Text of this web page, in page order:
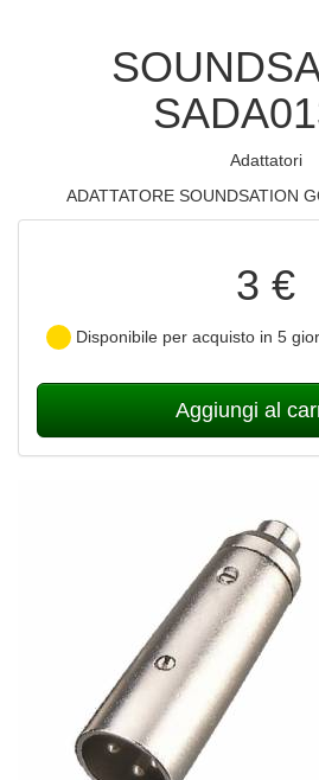
Adattatori
ADATTATORE SOUNDSATION
3 €
Disponibile per acquisto in 5
Aggiungi al